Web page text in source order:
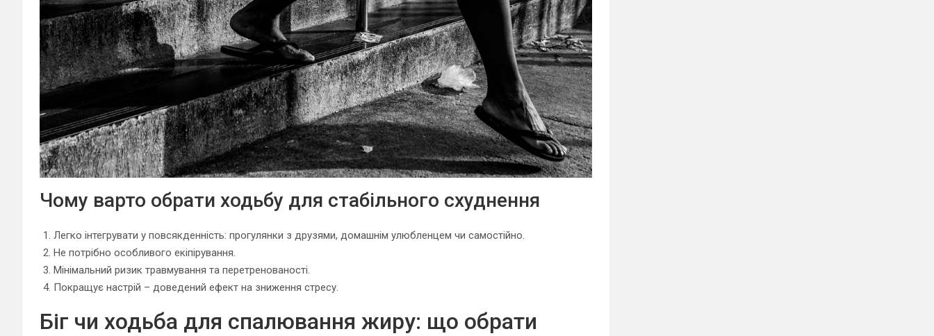
Чому варто обрати ходьбу для стабільного схуднення
Легко інтегрувати у повсякденність: прогулянки з друзями, домашнім улюбленцем чи самостійно.
Не потрібно особливого екіпірування.
Мінімальний ризик травмування та перетренованості.
Покращує настрій – доведений ефект на зниження стресу.
Біг чи ходьба для спалювання жиру: що обрати